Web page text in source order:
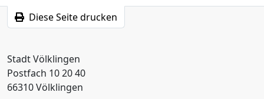
Diese Seite drucken
Stadt Völklingen
Postfach 10 20 40
66310 Völklingen